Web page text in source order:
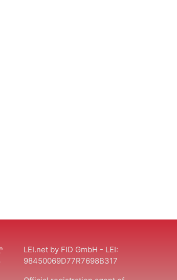
LEI.net by FID GmbH - LEI:
98450069D77R7698B317